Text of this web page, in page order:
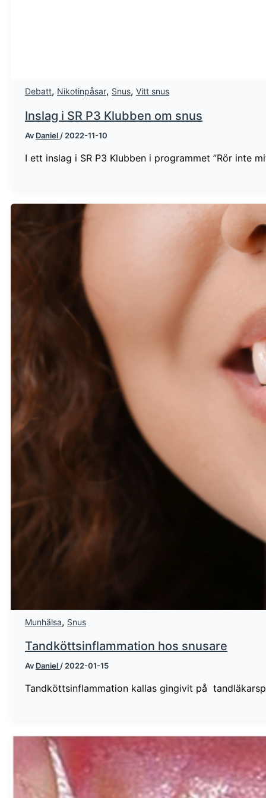
Debatt, Nikotinpåsar, Snus, Vitt snus
Inslag i SR P3 Klubben om snus
Av Daniel / 2022-11-10
I ett inslag i SR P3 Klubben i programmet ”Rör inte
Munhälsa, Snus
Tandköttsinflammation hos snusare
Av Daniel / 2022-01-15
Tandköttsinflammation kallas gingivit på